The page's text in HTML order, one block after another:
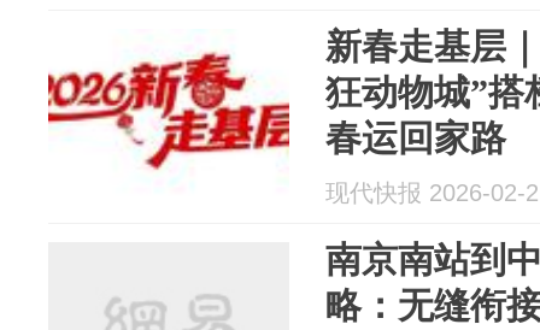
新春走基层
狂动物城”搭
春运回家路
现代快报 2026-02-
南京南站到
略：无缝衔